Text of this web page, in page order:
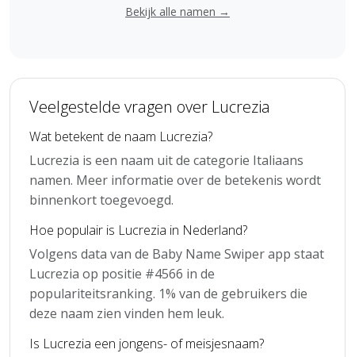
Bekijk alle namen →
Veelgestelde vragen over Lucrezia
Wat betekent de naam Lucrezia?
Lucrezia is een naam uit de categorie Italiaans
namen. Meer informatie over de betekenis wordt
binnenkort toegevoegd.
Hoe populair is Lucrezia in Nederland?
Volgens data van de Baby Name Swiper app staat
Lucrezia op positie #4566 in de
populariteitsranking. 1% van de gebruikers die
deze naam zien vinden hem leuk.
Is Lucrezia een jongens- of meisjesnaam?